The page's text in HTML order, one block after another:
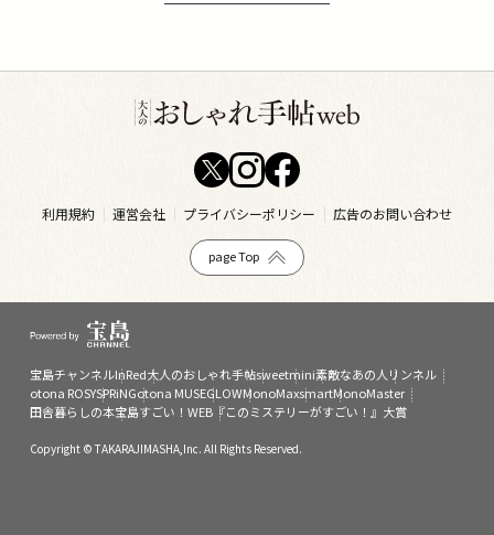
利用規約 運営会社 プライバシーポリシー 広告のお問い合わせ
page Top
宝島チャンネルInRed大人のおしゃれ手帖sweetmini素敵なあの人 リンネル
otona ROSYSPRiNGotona MUSEGLOWMonoMaxsmartMonoMaster
田舎暮らしの本宝島すごい！WEB『このミステリーがすごい！』大賞
Copyright © TAKARAJIMASHA,Inc. All Rights Reserved.